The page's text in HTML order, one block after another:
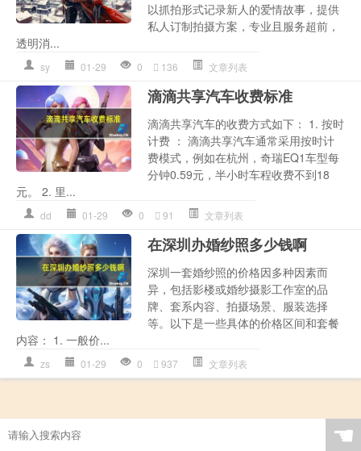
以抓拍形式记录新人的爱情故事，提供
私人订制拍摄方案，专业且服务超前，
透明消...
sy 01-29 0 136 文章列表
滴滴共享汽车收费标准
滴滴共享汽车的收费方式如下： 1. 按时
计费 ： 滴滴共享汽车通常采用按时计
费模式，例如在杭州，奇瑞EQ1车型每
分钟0.59元，半小时车程收费不到18
元。 2. 里...
dd 01-29 0 91 文章列表
在深圳办婚纱照多少钱啊
深圳一套婚纱照的价格因多种因素而
异，包括影楼或婚纱摄影工作室的品
牌、套系内容、拍摄场景、服装选择
等。以下是一些具体的价格区间和套餐
内容： 1. 一般价...
zs 01-29 0 937 文章列表
☚